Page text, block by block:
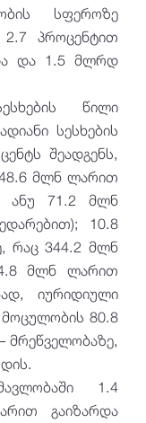
სფეროზე
2.7 პროცენტით
და 1.5 მლრდ
წილი
სესხების
შეადგენს,
მლნ ლარით
ანუ 71.2 მლნ
10.8
რაც 344.2 მლნ
მლნ ლარით
იურიდიული
80.8
მრეწველობაზე,
1.4
გაიზარდა